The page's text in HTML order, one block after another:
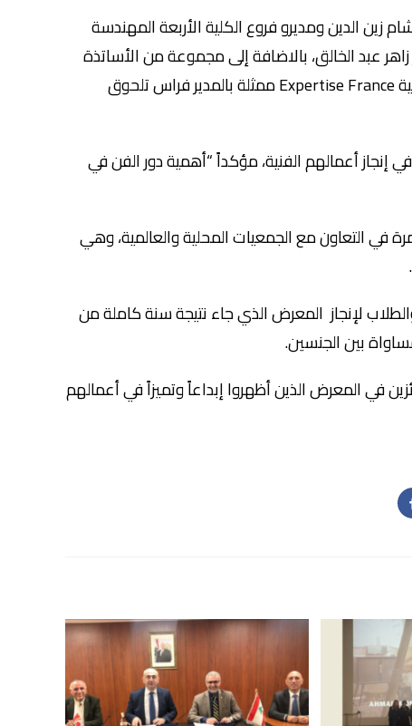
زين الدين ومديرو فروع الكلية الأربعة المهندسة
عبد الخالق، بالاضافة إلى مجموعة من الأساتذة
والإداريين وممثلين عن الاتحاد الأوروبي والسفارة الفرنسية وجمعية Expertise France ممثلة بالمدير فراس تلحوق
إنجاز أعمالهم الفنية، مؤكداً “أهمية دور الفن في
في التعاون مع الجمعيات المحلية والعالمية، وهي
لإنجاز المعرض الذي جاء نتيجة سنة كاملة من
بين الجنسين.
في المعرض الذين أظهروا إبداعاً وتميزاً في أعمالهم